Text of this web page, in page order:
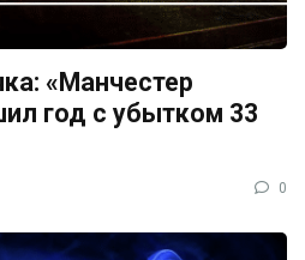
«Манчестер
год с убытком 33
0